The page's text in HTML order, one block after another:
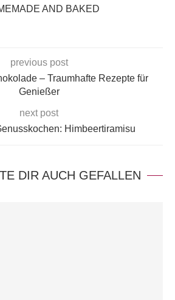
AND BAKED
previous post
– Traumhafte Rezepte für
Genießer
next post
Himbeertiramisu
DIR AUCH GEFALLEN